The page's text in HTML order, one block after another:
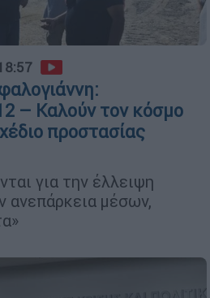
– Καλούν τον κόσμο
προστασίας
για την έλλειψη
ανεπάρκεια μέσων,